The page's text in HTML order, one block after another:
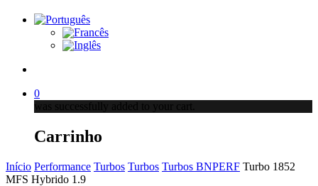
0
was successfully added to your cart.
Carrinho
Início Performance Turbos Turbos Turbos BNPERF Turbo 1852
MFS Hybrido 1.9